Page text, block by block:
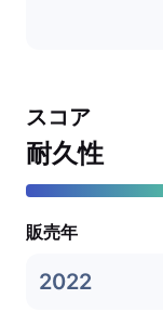
スコア
耐久性
販売年
2022